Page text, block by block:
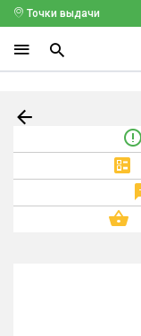
Точки выдачи